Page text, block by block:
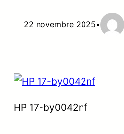
22 novembre 2025•
HP 17-by0042nf